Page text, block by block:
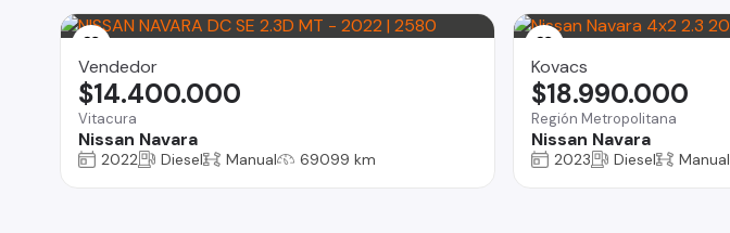
Vendedor
Vitacura
Nissan Navara
$14.400.000
2022 Diesel Manual 69099 km
Kovacs
Región Metropolitana
Nissan Navara
$18.990.000
2023 Diesel Manual